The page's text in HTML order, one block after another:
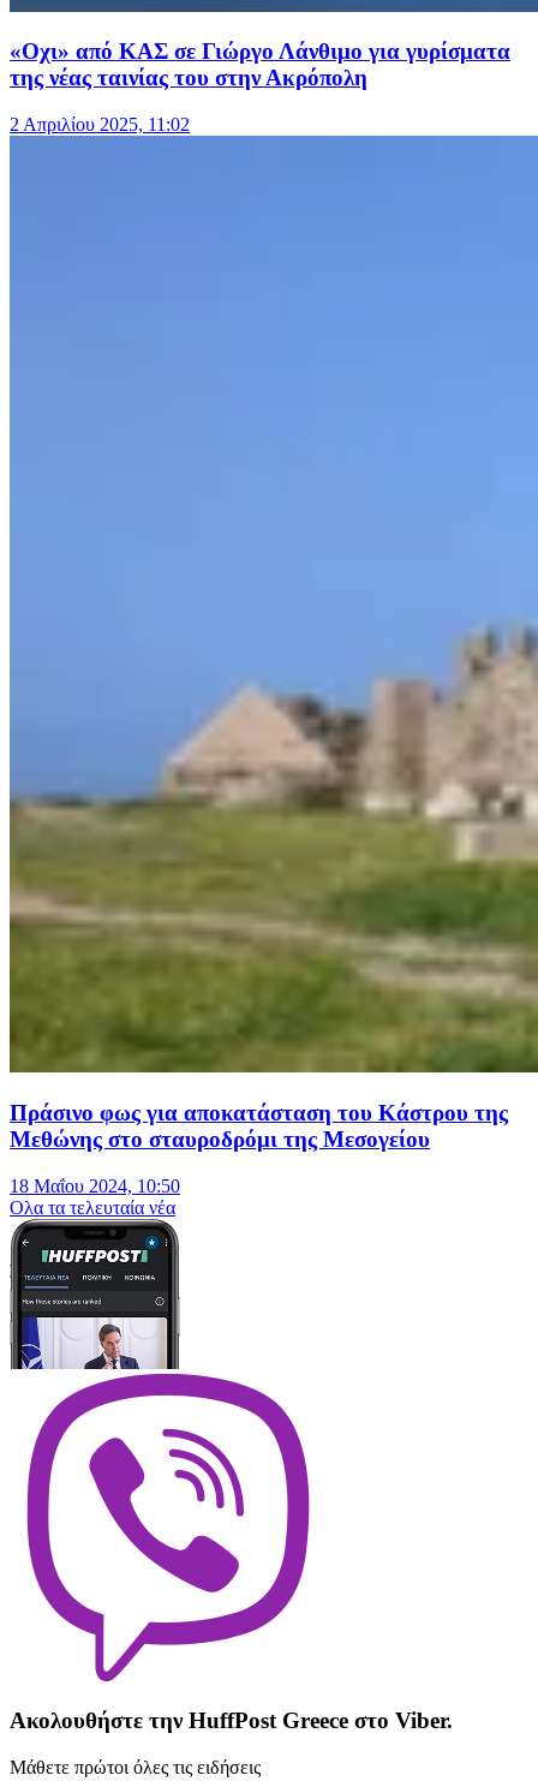
«Οχι» από ΚΑΣ σε Γιώργο Λάνθιμο για γυρίσματα
της νέας ταινίας του στην Ακρόπολη
2 Απριλίου 2025, 11:02
Πράσινο φως για αποκατάσταση του Κάστρου της
Μεθώνης στο σταυροδρόμι της Μεσογείου
18 Μαΐου 2024, 10:50
Oλα τα τελευταία νέα
Ακολουθήστε την HuffPost Greece στο Viber.
Μάθετε πρώτοι όλες τις ειδήσεις